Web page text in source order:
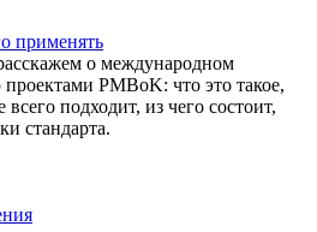
применять
о международном
PMBoK: что это такое,
подходит, из чего состоит,
стандарта.